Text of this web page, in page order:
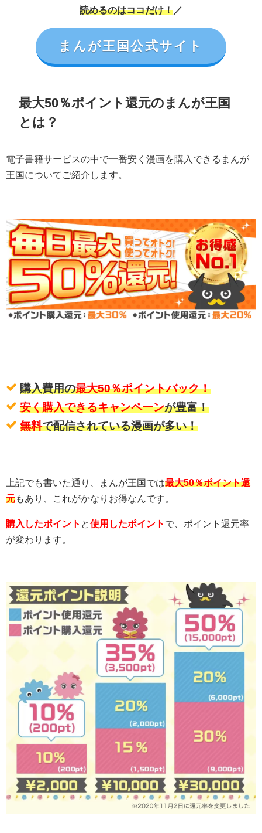
読めるのはココだけ！／
まんが王国公式サイト
最大50％ポイント還元のまんが王国
とは？
電子書籍サービスの中で一番安く漫画を購入できるまんが
王国についてご紹介します。
購入費用の最大50％ポイントバック！
安く購入できるキャンペーンが豊富！
無料で配信されている漫画が多い！
上記でも書いた通り、まんが王国では最大50％ポイント還
元もあり、これがかなりお得なんです。
購入したポイント と使用したポイント で、ポイント還元率
が変わります。